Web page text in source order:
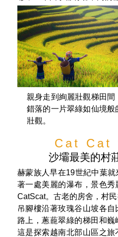
Sapa最具魅力的地方, 就是
是大片梯田景觀, 以及近距
名旅遊雜誌Travel +
田，雜誌上更寫到：『沙壩
梯』，宛如階梯段的梯田
彩，一年四季都有著不同的
親身走到絢麗壯觀梯田
錯落的一片翠綠如仙境
壯觀。
Cat Cat
沙壩最美的村